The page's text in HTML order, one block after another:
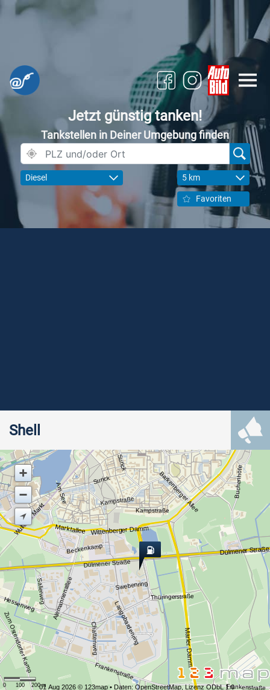
Jetzt günstig tanken!
Tankstellen in Deiner Umgebung finden
Diesel 5 km
Favoriten
Shell
Dülmener Straße
Marler Damm
Wittenberger Damm
Marktallee
Frankenstraße
Zum Ostendorfer Kamp
Buchenhöfe
Barkenberger Allee
Surick
Swebenring
Langobardenring
Frankenstraße
Wulfener Markt
Kampstraße
Am See
Beckenkamp
HessenwegSalierweg Thüringerstraße
Alemannenallee
Chattenweg
Kampstraße
Surick
Dülmener Straße
0 100 200 m
01 Aug 2026 © 123map • Daten: OpenStreetMap,Lizenz ODbL 1.0